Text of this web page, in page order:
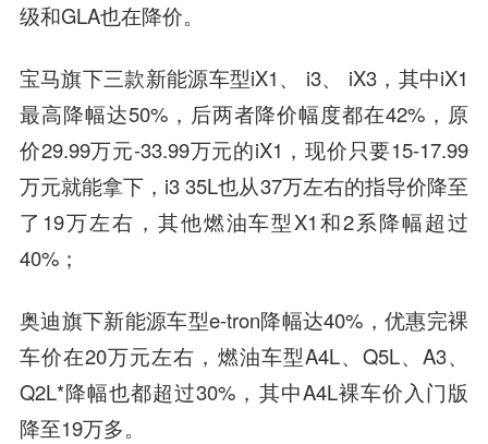
级和GLA也在降价。
宝马旗下三款新能源车型iX1、 i3、 iX3，其中iX1
最高降幅达50%，后两者降价幅度都在42%，原
价29.99万元-33.99万元的iX1，现价只要15-17.99
万元就能拿下，i3 35L也从37万左右的指导价降至
了19万左右，其他燃油车型X1和2系降幅超过
40%；
奥迪旗下新能源车型e-tron降幅达40%，优惠完裸
车价在20万元左右，燃油车型A4L、Q5L、A3、
Q2L*降幅也都超过30%，其中A4L裸车价入门版
降至19万多。